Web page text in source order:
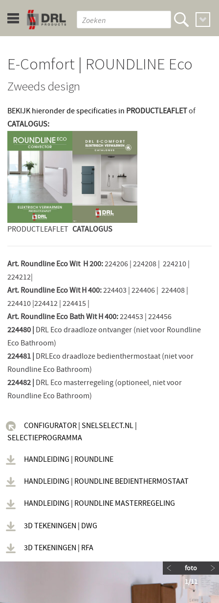
E-Comfort | ROUNDLINE Eco
Zweeds design
BEKIJK hieronder de specificaties in PRODUCTLEAFLETof
CATALOGUS:
PRODUCTLEAFLET CATALOGUS
Art. Roundline Eco Wit H 200:224206 | 224208 | 224210 |
224212|
Art. Roundline Eco Wit H 400:224403 | 224406 | 224408 |
224410 |224412 | 224415 |
Art. Roundline Eco Bath Wit H 400:224453 | 224456
224480 | DRL Eco draadloze ontvanger (niet voor Roundline
Eco Bathroom)
224481 | DRLEco draadloze bedienthermostaat (niet voor
Roundline Eco Bathroom)
224482 | DRL Eco masterregeling (optioneel, niet voor
Roundline Eco Bathroom)
CONFIGURATOR | SNELSELECT.NL |
SELECTIEPROGRAMMA
HANDLEIDING | ROUNDLINE
HANDLEIDING | ROUNDLINE BEDIENTHERMOSTAAT
HANDLEIDING | ROUNDLINE MASTERREGELING
3D TEKENINGEN | DWG
3D TEKENINGEN | RFA
foto
1/11